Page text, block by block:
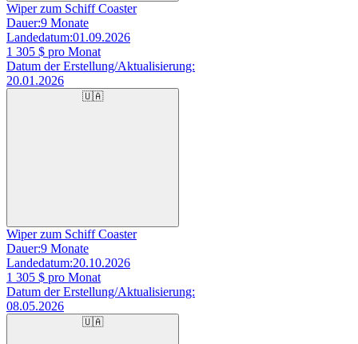
Wiper zum Schiff Coaster
Dauer:9 Monate
Landedatum:01.09.2026
1 305 $ pro Monat
Datum der Erstellung/Aktualisierung:
20.01.2026
🇺🇦
Wiper zum Schiff Coaster
Dauer:9 Monate
Landedatum:20.10.2026
1 305 $ pro Monat
Datum der Erstellung/Aktualisierung:
08.05.2026
🇺🇦